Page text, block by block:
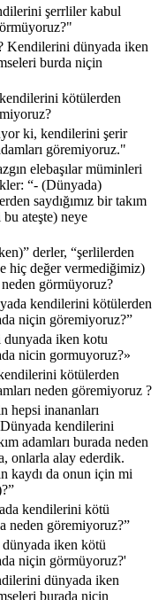
şerrliler kabul
Kendilerini dünyada iken
burda niçin
kötülerden
ki, kendilerini şerir
göremiyoruz."
elebaşılar müminleri
“- (Dünyada)
saydığımız bir takım
ateşte) neye
derler, “şerlilerden
hiç değer vermediğimiz)
neden görmüyoruz?
kendilerini kötülerden
niçin göremiyoruz?”
iken kotu
nicin gormuyoruz?»
kötülerden
neden göremiyoruz ?
hepsi inananları
kendilerini
adamları burada neden
onlarla alay ederdik.
kaydı da onun için mi
kendilerini kötü
neden göremiyoruz?”
iken kötü
niçin görmüyoruz?'
dünyada iken
burada niçin